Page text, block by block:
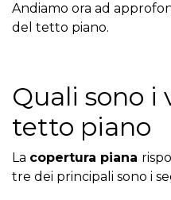
Andiamo ora ad
del tetto piano.
Quali sono i
tetto piano
La copertura piana
tre dei principali sono i